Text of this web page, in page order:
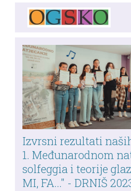
Izvrsni rezultati
1. Međunarodnom
solfeggia i teorije
MI, FA..." - DRNIŠ